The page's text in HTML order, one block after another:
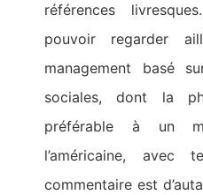
références
pouvoir regarder
management basé
sociales, dont la
préférable à un
l’américaine,
commentaire est